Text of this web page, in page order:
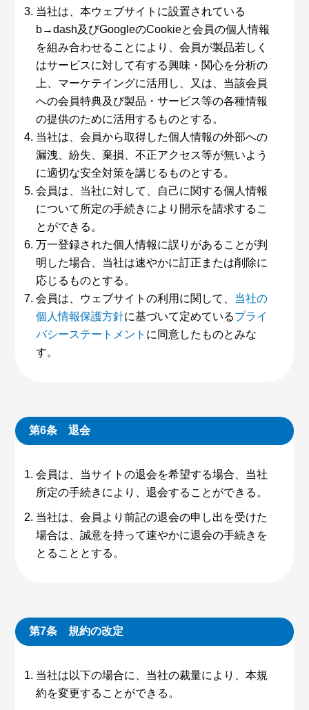
当社は、本ウェブサイトに設置されている
b→dash及びGoogleのCookieと会員の個人情報
を組み合わせることにより、会員が製品若しく
はサービスに対して有する興味・関心を分析の
上、マーケテイングに活用し、又は、当該会員
への会員特典及び製品・サービス等の各種情報
の提供のために活用するものとする。
当社は、会員から取得した個人情報の外部への
漏洩、紛失、棄損、不正アクセス等が無いよう
に適切な安全対策を講じるものとする。
会員は、当社に対して、自己に関する個人情報
について所定の手続きにより開示を請求するこ
とができる。
万一登録された個人情報に誤りがあることが判
明した場合、当社は速やかに訂正または削除に
応じるものとする。
会員は、ウェブサイトの利用に関して、 当社の
個人情報保護方針に基づいて定めているプライ
バシーステートメント に同意したものとみな
す。
第6条 退会
会員は、当サイトの退会を希望する場合、当社
所定の手続きにより、退会することができる。
当社は、会員より前記の退会の申し出を受けた
場合は、誠意を持って速やかに退会の手続きを
とることとする。
第7条 規約の改定
当社は以下の場合に、当社の裁量により、本規
約を変更することができる。